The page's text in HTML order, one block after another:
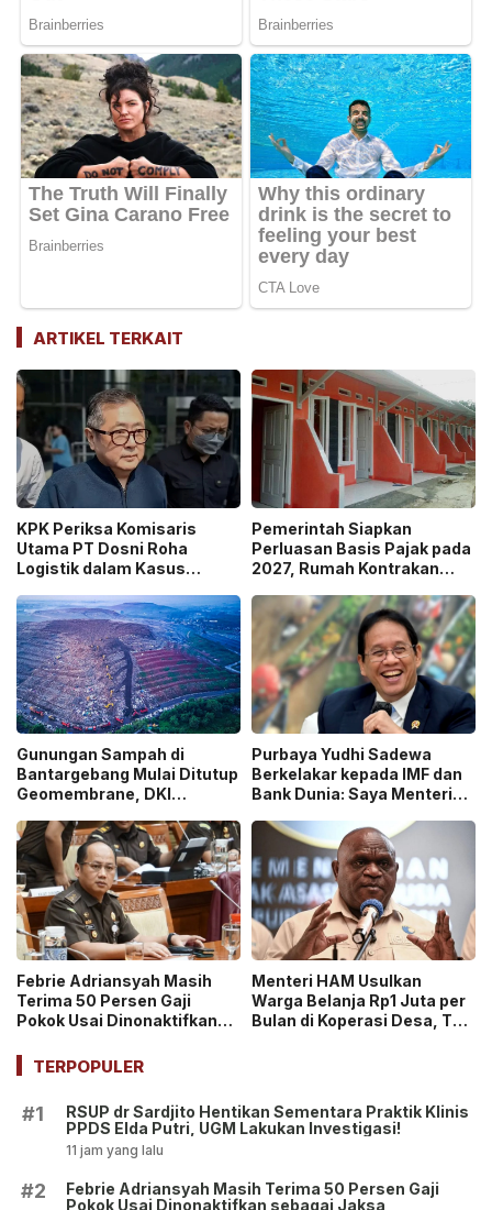
ARTIKEL TERKAIT
KPK Periksa Komisaris
Utama PT Dosni Roha
Logistik dalam Kasus
Pengangkutan Bansos!
Pemerintah Siapkan
Perluasan Basis Pajak pada
2027, Rumah Kontrakan
Pengawasan!
Gunungan Sampah di
Bantargebang Mulai Ditutup
Geomembrane, DKI
Sistem Open Dumping!
Purbaya Yudhi Sadewa
Berkelakar kepada IMF dan
Bank Dunia: Saya Menteri
Beruntung di Dunia!
Febrie Adriansyah Masih
Terima 50 Persen Gaji
Pokok Usai Dinonaktifkan
ASN Dihentikan!
Menteri HAM Usulkan
Warga Belanja Rp1 Juta per
Bulan di Koperasi Desa, Tuai
TERPOPULER
#1
RSUP dr Sardjito Hentikan Sementara Praktik Klinis
PPDS Elda Putri, UGM Lakukan Investigasi!
11 jam yang lalu
#2
Febrie Adriansyah Masih Terima 50 Persen Gaji
Pokok Usai Dinonaktifkan sebagai Jaksa,